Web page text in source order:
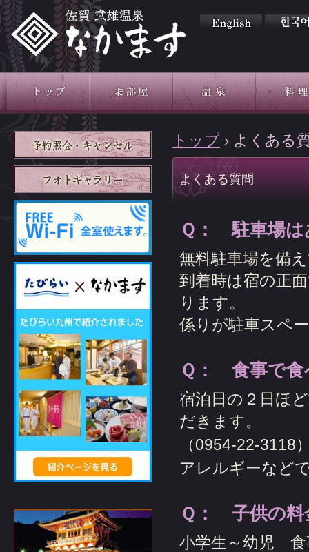
国際観光旅館 なかます
トップ
トップ › よくある
よくある質問
Ｑ： 駐車場は
無料駐車場を備
到着時は宿の正
ります。
係りが駐車スペ
Ｑ： 食事で食
宿泊日の２日ほ
だきます。
（0954-22-3118
アレルギーなど
Ｑ： 子供の料
小学生～幼児